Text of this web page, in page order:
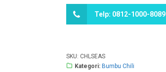
Telp: 0812-1000-8089
SKU: CHLSEAS
Kategori: Bumbu Chili